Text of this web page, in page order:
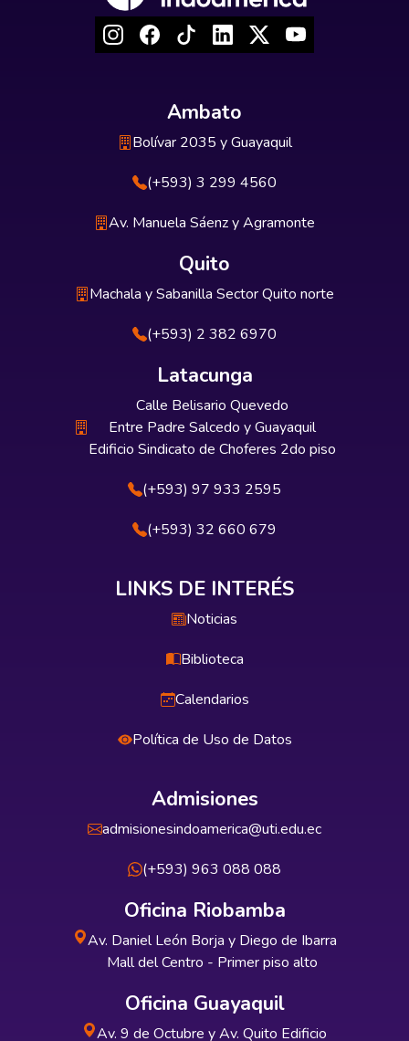
Ambato
Bolívar 2035 y Guayaquil
(+593) 3 299 4560
Av. Manuela Sáenz y Agramonte
Quito
Machala y Sabanilla Sector Quito norte
(+593) 2 382 6970
Latacunga
Calle Belisario Quevedo
Entre Padre Salcedo y Guayaquil
Edificio Sindicato de Choferes 2do piso
(+593) 97 933 2595
(+593) 32 660 679
LINKS DE INTERÉS
Noticias
Biblioteca
Calendarios
Política de Uso de Datos
Admisiones
admisionesindoamerica@uti.edu.ec
(+593) 963 088 088
Oficina Riobamba
Av. Daniel León Borja y Diego de Ibarra
Mall del Centro - Primer piso alto
Oficina Guayaquil
Av. 9 de Octubre y Av. Quito Edificio